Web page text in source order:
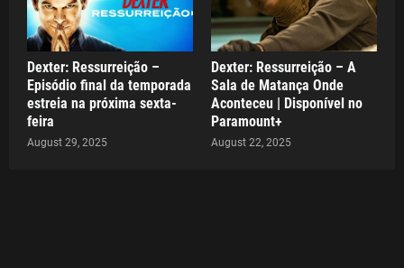
Dexter: Ressurreição –
Episódio final da temporada
estreia na próxima sexta-
feira
August 29, 2025
Dexter: Ressurreição – A
Sala de Matança Onde
Aconteceu | Disponível no
Paramount+
August 22, 2025